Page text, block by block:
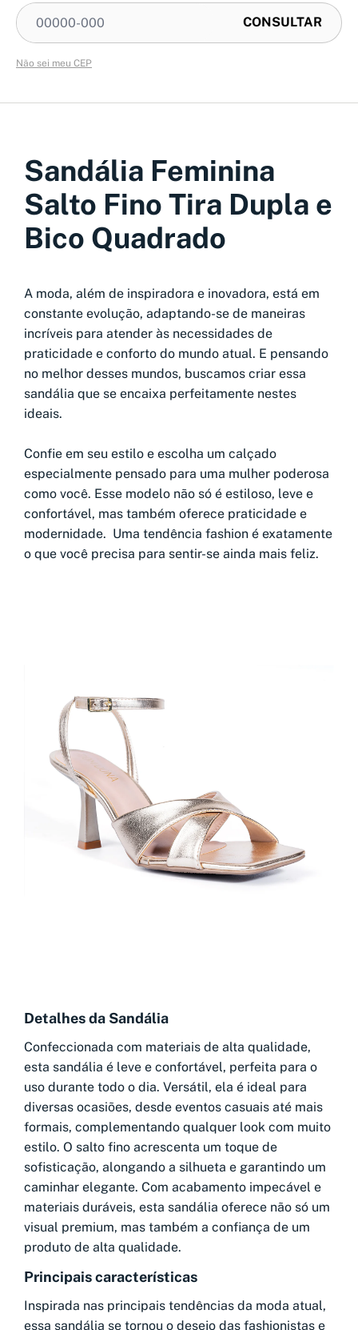
Não sei meu CEP
Sandália Feminina
Salto Fino Tira Dupla e
Bico Quadrado
A moda, além de inspiradora e inovadora, está em
constante evolução, adaptando-se de maneiras
incríveis para atender às necessidades de
praticidade e conforto do mundo atual. E pensando
no melhor desses mundos, buscamos criar essa
sandália que se encaixa perfeitamente nestes
ideais.
Confie em seu estilo e escolha um calçado
especialmente pensado para uma mulher poderosa
como você. Esse modelo não só é estiloso, leve e
confortável, mas também oferece praticidade e
modernidade. Uma tendência fashion é exatamente
o que você precisa para sentir-se ainda mais feliz.
Detalhes da Sandália
Confeccionada com materiais de alta qualidade,
esta sandália é leve e confortável, perfeita para o
uso durante todo o dia. Versátil, ela é ideal para
diversas ocasiões, desde eventos casuais até mais
formais, complementando qualquer look com muito
estilo. O salto fino acrescenta um toque de
sofisticação, alongando a silhueta e garantindo um
caminhar elegante. Com acabamento impecável e
materiais duráveis, esta sandália oferece não só um
visual premium, mas também a confiança de um
produto de alta qualidade.
Principais características
Inspirada nas principais tendências da moda atual,
essa sandália se tornou o desejo das fashionistas e